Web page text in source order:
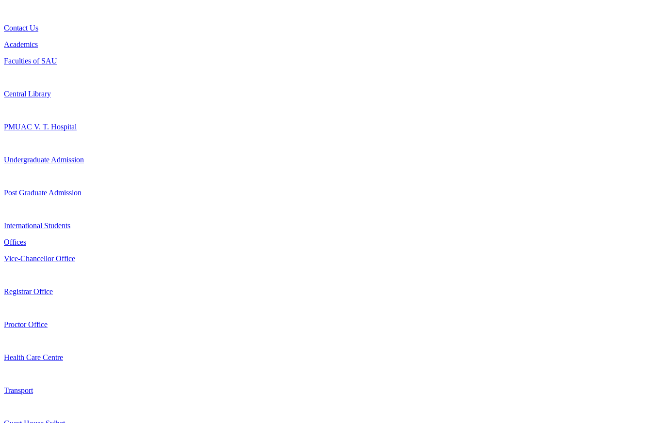
Contact Us
Academics
Faculties of SAU
Central Library
PMUAC V. T. Hospital
Undergraduate Admission
Post Graduate Admission
International Students
Offices
Vice-Chancellor Office
Registrar Office
Proctor Office
Health Care Centre
Transport